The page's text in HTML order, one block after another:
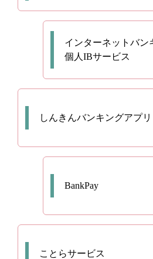
インターネットバン
個人IBサービス
しんきんバンキングアプリ
BankPay
ことらサービス